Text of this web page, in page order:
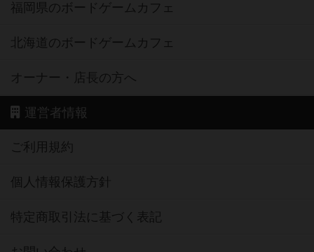
福岡県のボードゲームカフェ
北海道のボードゲームカフェ
オーナー・店長の方へ
運営者情報
ご利用規約
個人情報保護方針
特定商取引法に基づく表記